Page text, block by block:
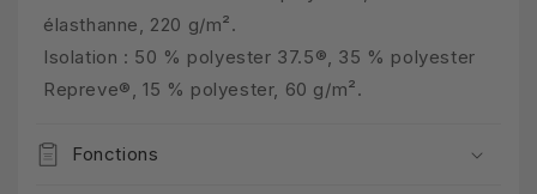
élasthanne, 220 g/m².
Isolation : 50 % polyester 37.5®, 35 % polyester
Repreve®, 15 % polyester, 60 g/m².
Fonctions